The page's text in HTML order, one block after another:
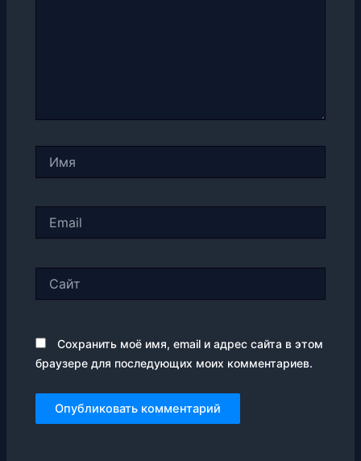
Сохранить моё имя, email и адрес сайта в этом
браузере для последующих моих комментариев.